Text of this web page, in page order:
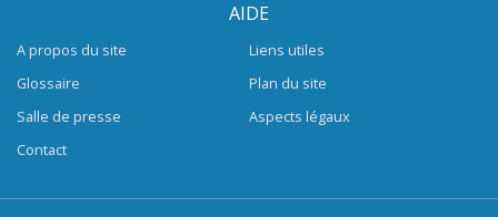
AIDE
A propos du site
Glossaire
Salle de presse
Contact
Liens utiles
Plan du site
Aspects légaux